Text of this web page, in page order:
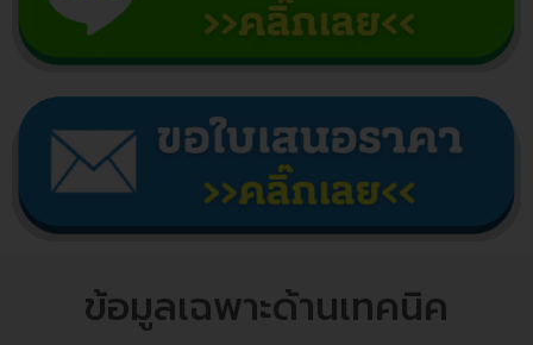
ข้อมูลเฉพาะด้านเทคนิค